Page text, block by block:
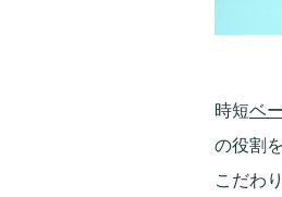
時短ベ
の役割
こだわ